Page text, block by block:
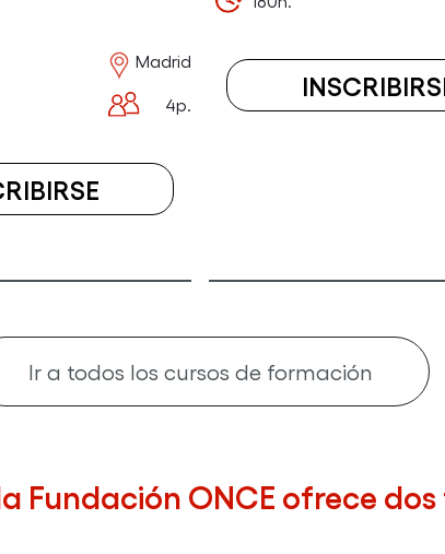
Madrid
4p.
A
MÓDULO
3
(MF0493_3):
APLICACIONES
Ir a todos los cursos de formación
Fundación ONCE ofrece